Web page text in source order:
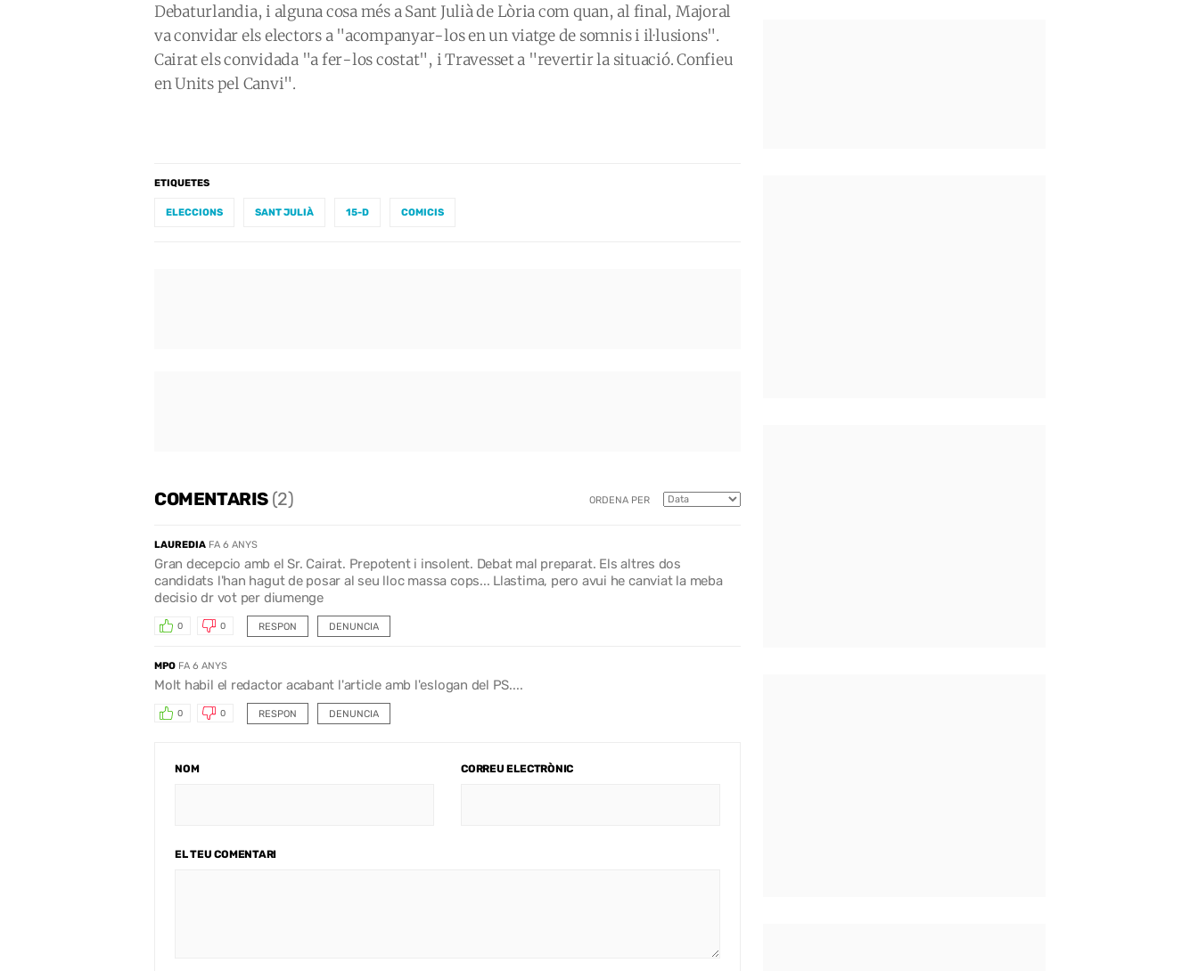
Debaturlandia, i alguna cosa més a Sant Julià de Lòria com quan, al final, Majoral
va convidar els electors a "acompanyar-los en un viatge de somnis i il·lusions".
Cairat els convidada "a fer-los costat", i Travesset a "revertir la situació. Confieu
en Units pel Canvi".
ETIQUETES
ELECCIONS SANT JULIÀ 15-D COMICIS
COMENTARIS (2) ORDENA PER
LAUREDIA FA 6 ANYS
Gran decepcio amb el Sr. Cairat. Prepotent i insolent. Debat mal preparat. Els altres dos
candidats l'han hagut de posar al seu lloc massa cops... Llastima, pero avui he canviat la meba
decisio dr vot per diumenge
RESPON
0 0 DENUNCIA
MPO FA 6 ANYS
Molt habil el redactor acabant l'article amb l'eslogan del PS....
RESPON
0 0 DENUNCIA
NOM CORREU ELECTRÒNIC
EL TEU COMENTARI